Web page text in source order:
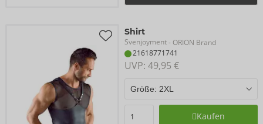
Shirt
Svenjoyment- ORION Brand
21618771741
UVP: 49,95 €
Kaufen